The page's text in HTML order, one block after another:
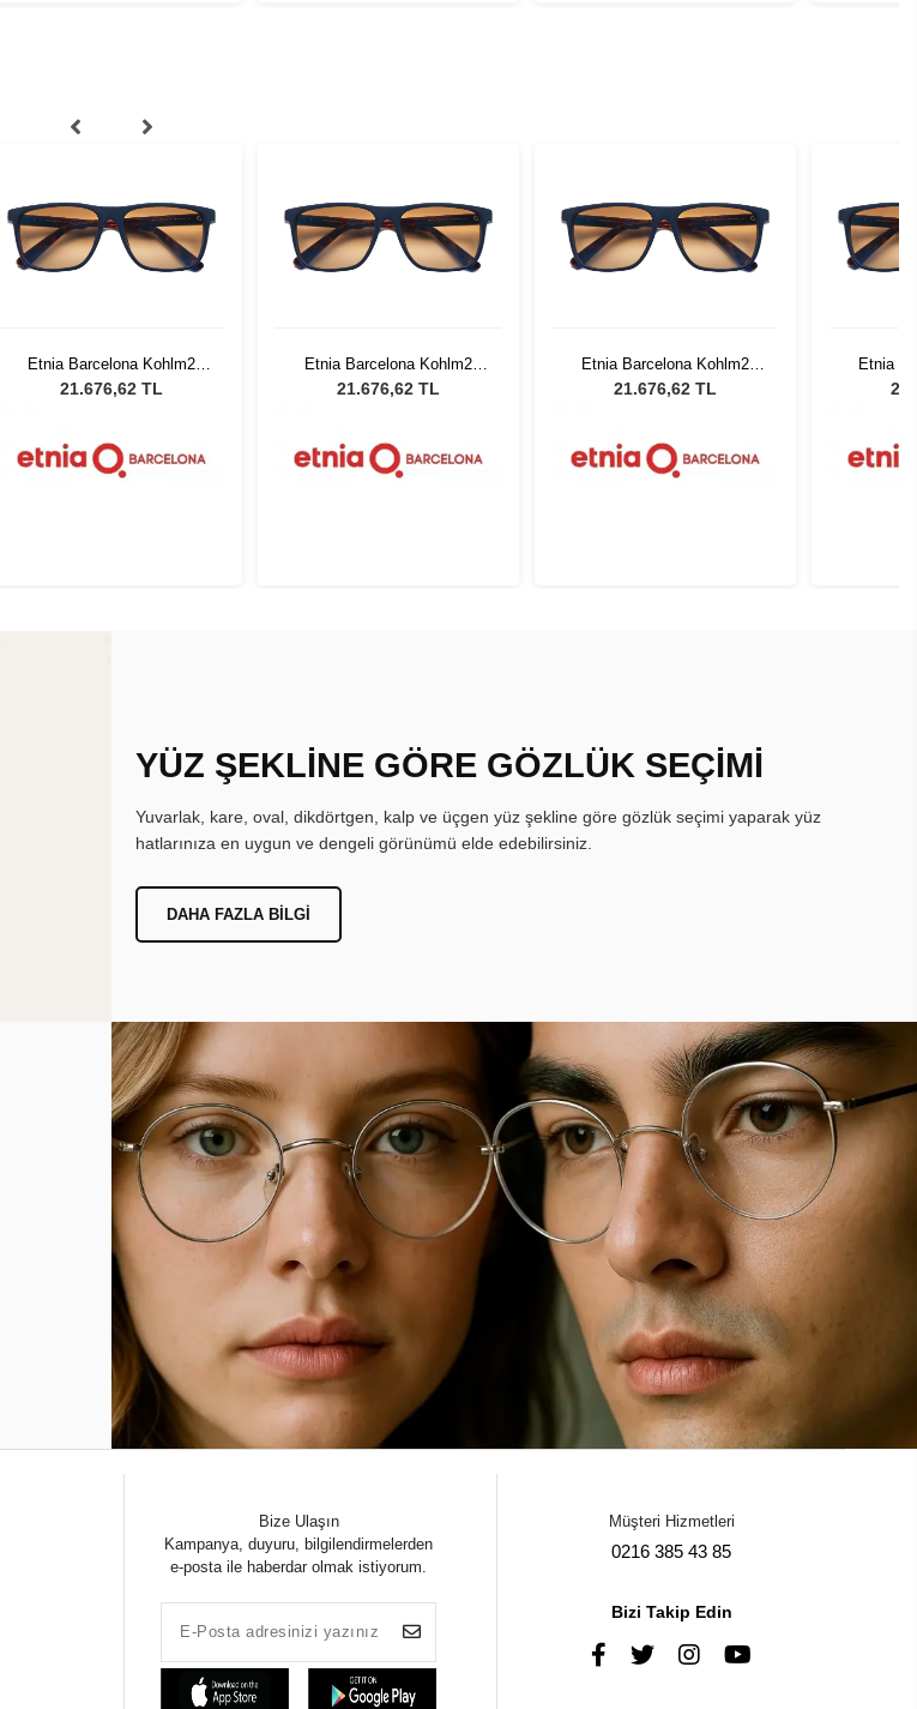
Etnia Barcelona Kohlm2
BLHV 59
21.676,62 TL
Etnia Barcelona Kohlm2
BLHV 59
21.676,62 TL
Etnia Barcelona Kohlm2
BLHV 59
21.676,62 TL
Etnia
YÜZ ŞEKLİNE GÖRE GÖZLÜK SEÇİMİ
Yuvarlak, kare, oval, dikdörtgen, kalp ve üçgen yüz şekline göre gözlük seçimi yaparak yüz
hatlarınıza en uygun ve dengeli görünümü elde edebilirsiniz.
DAHA FAZLA BILGI
Bize Ulaşın
Kampanya, duyuru, bilgilendirmelerden
e-posta ile haberdar olmak istiyorum.
Müşteri Hizmetleri
0216 385 43 85
Bizi Takip Edin